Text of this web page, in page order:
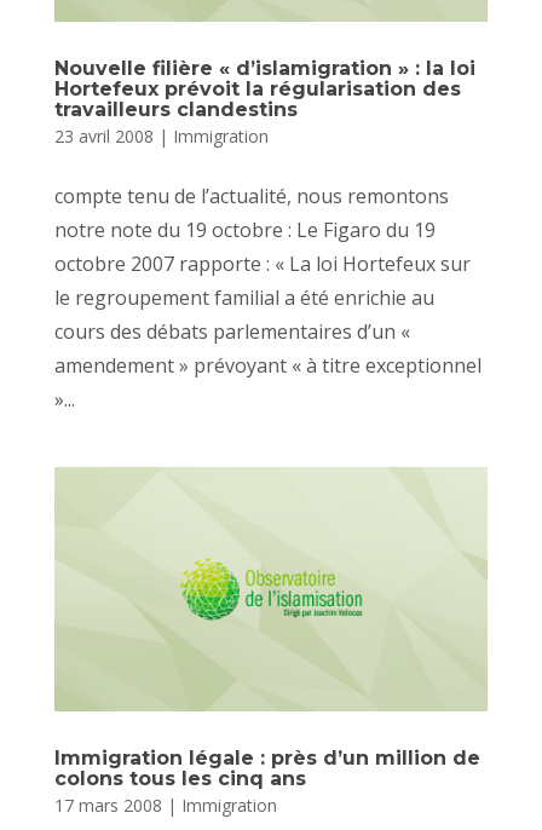
Nouvelle filière « d’islamigration » : la loi
Hortefeux prévoit la régularisation des
travailleurs clandestins
23 avril 2008 | Immigration
compte tenu de l’actualité, nous remontons
notre note du 19 octobre : Le Figaro du 19
octobre 2007 rapporte : « La loi Hortefeux sur
le regroupement familial a été enrichie au
cours des débats parlementaires d’un «
amendement » prévoyant « à titre exceptionnel
»...
Immigration légale : près d’un million de
colons tous les cinq ans
17 mars 2008 | Immigration